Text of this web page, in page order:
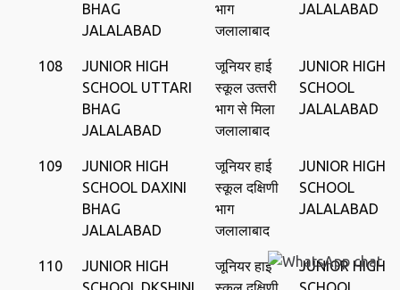
BHAG
JALALABAD
भाग
जलालाबाद
JALALABAD
108
JUNIOR HIGH
SCHOOL UTTARI
BHAG
JALALABAD
जूनियर हाई
स्‍कूल उत्‍तरी
भाग से मिला
जलालाबाद
JUNIOR HIGH
SCHOOL
JALALABAD
109
JUNIOR HIGH
SCHOOL DAXINI
BHAG
JALALABAD
जूनियर हाई
स्‍कूल दक्षिणी
भाग
जलालाबाद
JUNIOR HIGH
SCHOOL
JALALABAD
110
JUNIOR HIGH
जूनियर हाई
JUNIOR HIGH